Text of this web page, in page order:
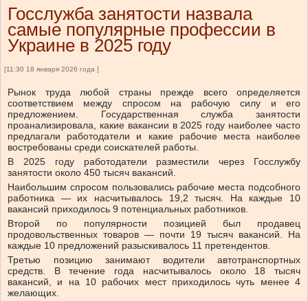
Госслужба занятости назвала
самые популярные профессии в
Украине в 2025 году
[11:30 18 января 2026 года ]
Рынок труда любой страны прежде всего определяется
соответствием между спросом на рабочую силу и его
предложением. Государственная служба занятости
проанализировала, какие вакансии в 2025 году наиболее часто
предлагали работодатели и какие рабочие места наиболее
востребованы среди соискателей работы.
В 2025 году работодатели разместили через Госслужбу
занятости около 450 тысяч вакансий.
Наибольшим спросом пользовались рабочие места подсобного
работника — их насчитывалось 19,2 тысяч. На каждые 10
вакансий приходилось 9 потенциальных работников.
Второй по популярности позицией был продавец
продовольственных товаров — почти 19 тысяч вакансий. На
каждые 10 предложений разыскивалось 11 претендентов.
Третью позицию занимают водители автотранспортных
средств. В течение года насчитывалось около 18 тысяч
вакансий, и на 10 рабочих мест приходилось чуть менее 4
желающих.